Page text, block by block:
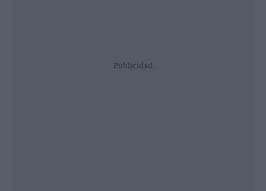
Publicidad